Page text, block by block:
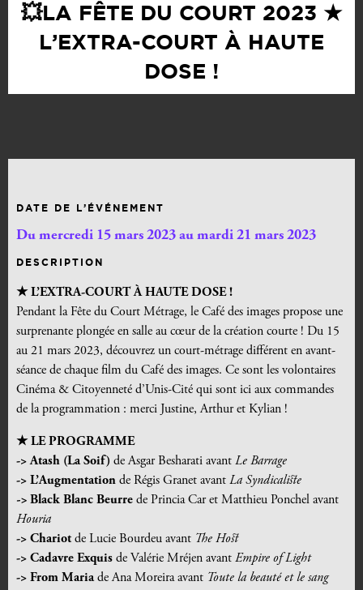
💥LA FÊTE DU COURT 2023 ★
L’EXTRA-COURT À HAUTE
DOSE !
DATE DE L’ÉVÉNEMENT
Du mercredi 15 mars 2023 au mardi 21 mars 2023
DESCRIPTION
★ L’EXTRA-COURT À HAUTE DOSE !
Pendant la Fête du Court Métrage, le Café des images propose une
surprenante plongée en salle au cœur de la création courte ! Du 15
au 21 mars 2023, découvrez un court-métrage différent en avant-
séance de chaque film du Café des images. Ce sont les volontaires
Cinéma & Citoyenneté d’Unis-Cité qui sont ici aux commandes
de la programmation : merci Justine, Arthur et Kylian !
★ LEPROGRAMME
-> Atash (La Soif) de Asgar Besharati avant Le Barrage
-> L’Augmentation de Régis Granet avant La Syndicaliste
-> Black Blanc Beurre de Princia Car et Matthieu Ponchel avant
Houria
-> Chariot de Lucie Bourdeu avant The Host
-> Cadavre Exquis de Valérie Mréjen avant Empire of Light
-> From Mariade Ana Moreira avant Toute la beauté et le sang